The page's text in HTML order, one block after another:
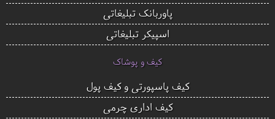
پاوربانک تبلیغاتی
اسپیکر تبلیغاتی
کیف و پوشاک
کیف پاسپورتی و کیف پول
کیف اداری چرمی